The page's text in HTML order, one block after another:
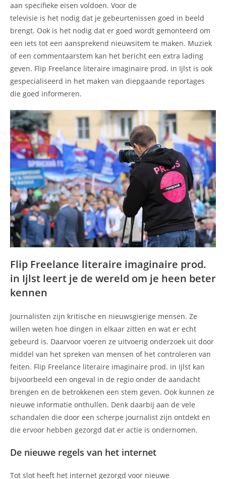
aan specifieke eisen voldoen. Voor de
televisie is het nodig dat je gebeurtenissen goed in beeld
brengt. Ook is het nodig dat er goed wordt gemonteerd om
een iets tot een aansprekend nieuwsitem te maken. Muziek
of een commentaarstem kan het bericht een extra lading
geven. Flip Freelance literaire imaginaire prod. in Ijlst is ook
gespecialiseerd in het maken van diepgaande reportages
die goed informeren.
Flip Freelance literaire imaginaire prod.
in Ijlst leert je de wereld om je heen beter
kennen
Journalisten zijn kritische en nieuwsgierige mensen. Ze
willen weten hoe dingen in elkaar zitten en wat er echt
gebeurd is. Daarvoor voeren ze uitvoerig onderzoek uit door
middel van het spreken van mensen of het controleren van
feiten. Flip Freelance literaire imaginaire prod. in Ijlst kan
bijvoorbeeld een ongeval in de regio onder de aandacht
brengen en de betrokkenen een stem geven. Ook kunnen ze
nieuwe informatie onthullen. Denk daarbij aan de vele
schandalen die door een scherpe journalist zijn ontdekt en
die ervoor hebben gezorgd dat er actie is ondernomen.
De nieuwe regels van het internet
Tot slot heeft het internet gezorgd voor nieuwe